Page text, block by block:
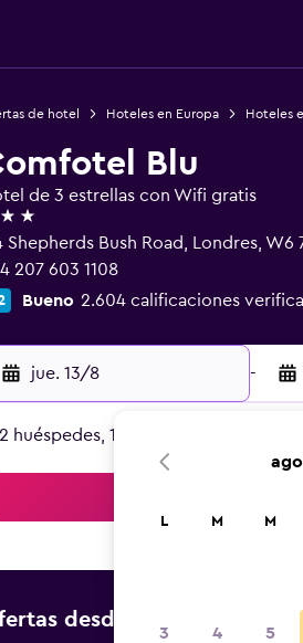
de hotel Hoteles en Europa Hoteles
Blu
de 3 estrellas con Wifi gratis
Shepherds Bush Road, Londres, W6
207 603 1108
Bueno 2.604 calificaciones
jue. 13/8 -
2 huéspedes, 1 habitación
desde Oferta más
L M M
3 4 5